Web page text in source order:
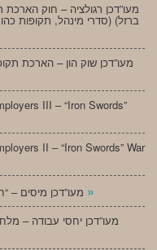
מעו”דכן רגולציה – חוק
ברזל) (סדרי מינהל, תקופות כהונה
מעו”דכן שוק הון – הארכת
III – “Iron Swords”
II – “Iron Swords” War
»
מעו”דכן יחסי עבודה –